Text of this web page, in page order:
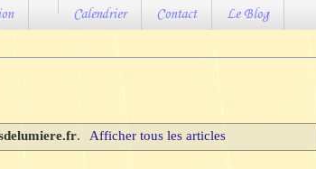
Calendrier Contact Le Blog
. Afficher tous les articles